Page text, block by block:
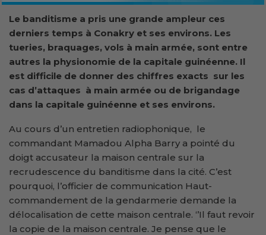
Le banditisme a pris une grande ampleur ces
derniers temps à Conakry et ses environs. Les
tueries, braquages, vols à main armée, sont entre
autres la physionomie de la capitale guinéenne. Il
est difficile de donner des chiffres exacts sur les
cas d’attaques à main armée ou de brigandage
dans la capitale guinéenne et ses environs.
Au cours d’un entretien radiophonique, le
commandant Mamadou Alpha Barry a pointé du
doigt accusateur la maison centrale sur la
recrudescence du banditisme dans la cité. C’est
pourquoi, l’officier de communication Haut-
commandement de la gendarmerie demande la
délocalisation de cette maison centrale. ‘’Il faut revoir
la copie de la maison centrale. Je pense que le